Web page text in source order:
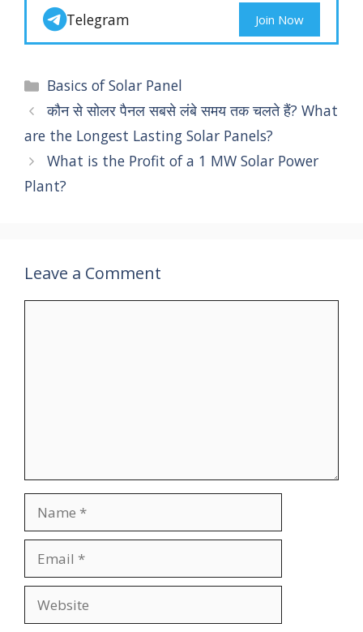
Telegram Join Now
Categories
Basics of Solar Panel
कौन से सोलर पैनल सबसे लंबे समय तक चलते हैं? What
are the Longest Lasting Solar Panels?
What is the Profit of a 1 MW Solar Power
Plant?
Leave a Comment
Name
Email
Website